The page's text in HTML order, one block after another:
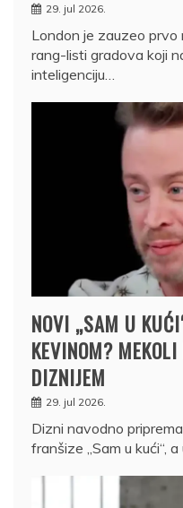
29. jul 2026.
London je zauzeo
rang-listi gradova koji
inteligenciju…
NOVI „SAM U
KEVINOM?
DIZNIJEM
29. jul 2026.
Dizni navodno
franšize „Sam u kući“,